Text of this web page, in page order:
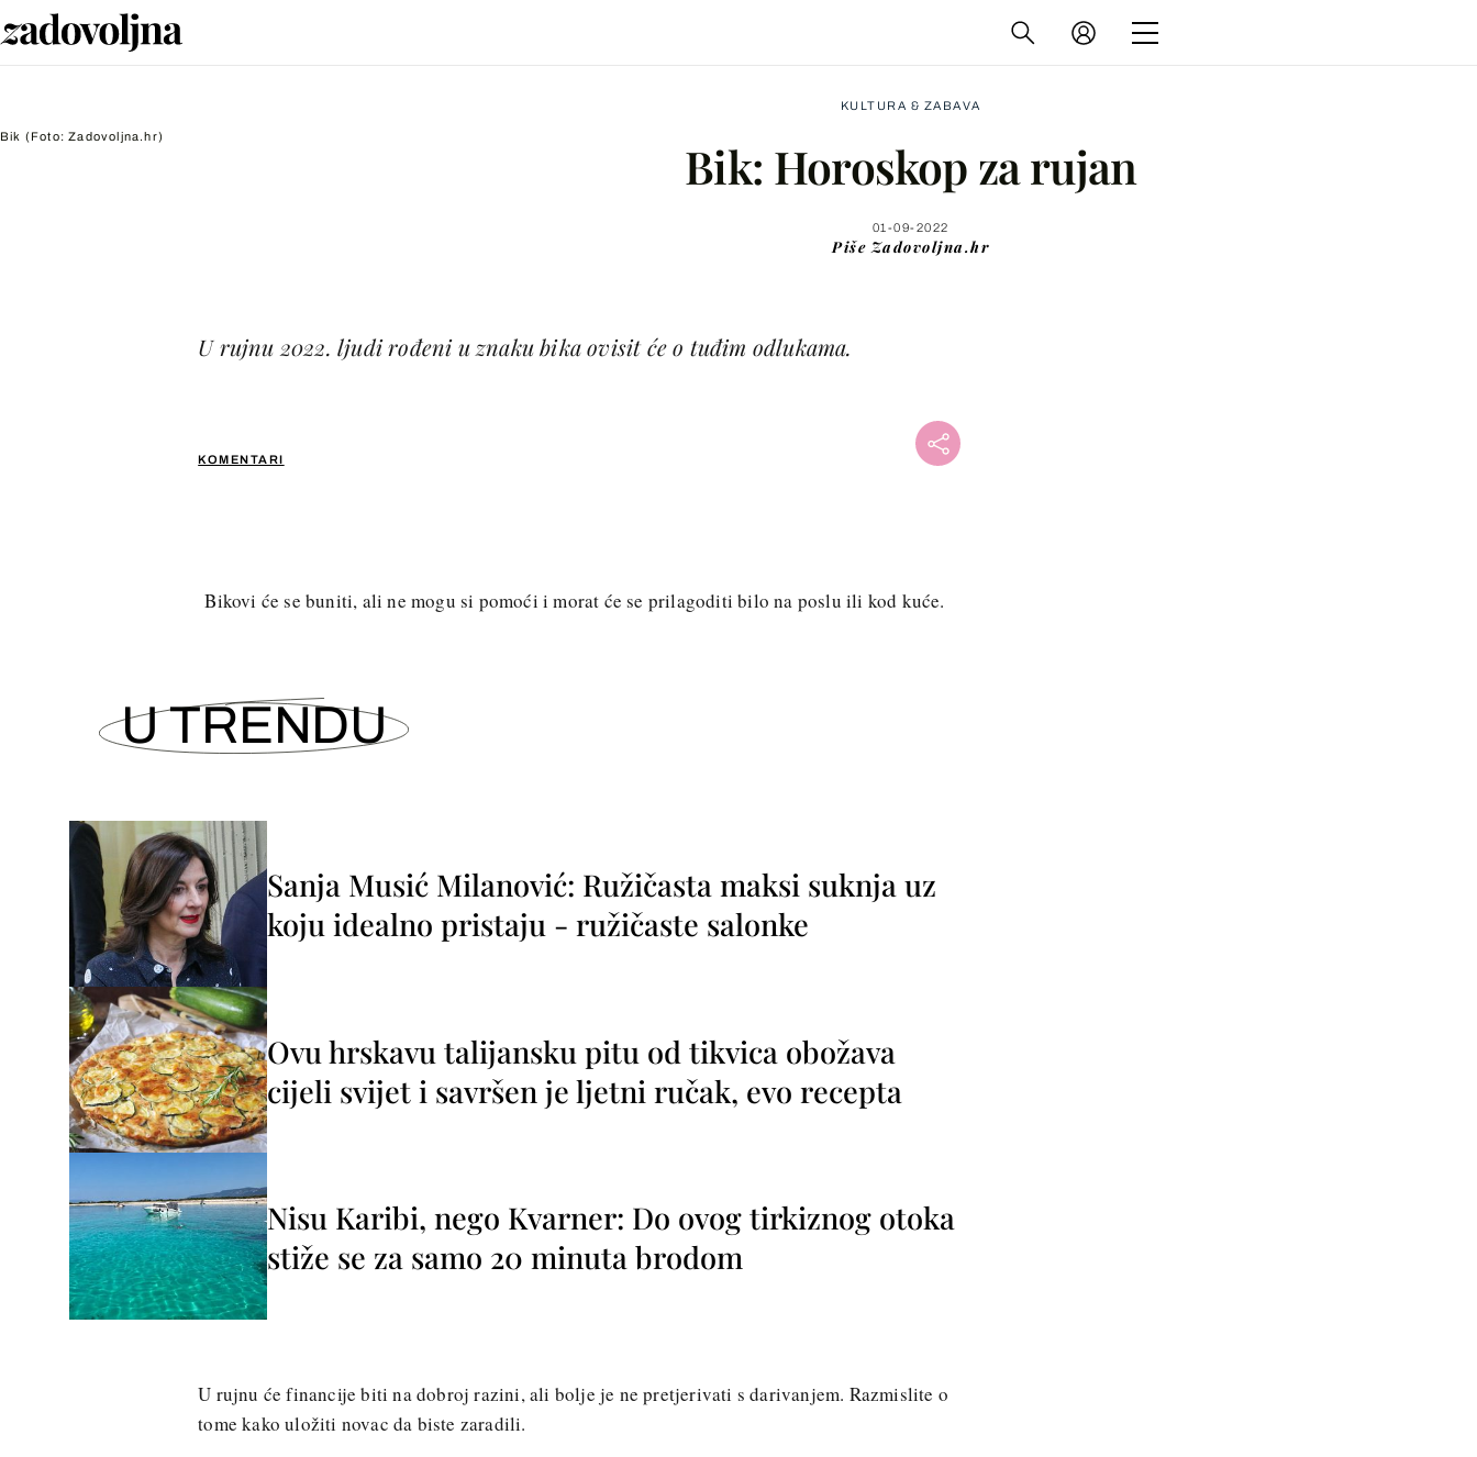
Bik (Foto: Zadovoljna.hr)
KULTURA & ZABAVA
Bik: Horoskop za rujan
01-09-2022
Piše Zadovoljna.hr
KOMENTARI
U rujnu 2022. ljudi rođeni u znaku bika ovisit će o tuđim odlukama.
Bikovi će se buniti, ali ne mogu si pomoći i morat će se prilagoditi bilo na poslu ili kod kuće.
U TRENDU
Sanja Musić Milanović: Ružičasta maksi suknja uz
koju idealno pristaju - ružičaste salonke
Ovu hrskavu talijansku pitu od tikvica obožava
cijeli svijet i savršen je ljetni ručak, evo recepta
Nisu Karibi, nego Kvarner: Do ovog tirkiznog otoka
stiže se za samo 20 minuta brodom
U rujnu će financije biti na dobroj razini, ali bolje je ne pretjerivati s darivanjem. Razmislite o
tome kako uložiti novac da biste zaradili.